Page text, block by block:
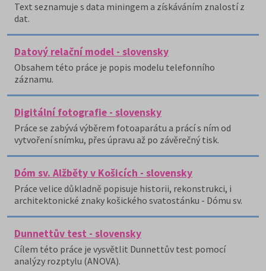
Text seznamuje s data miningem a získáváním znalostí z
dat.
Datový relační model - slovensky
Obsahem této práce je popis modelu telefonního
záznamu.
Digitální fotografie - slovensky
Práce se zabývá výběrem fotoaparátu a prácí s ním od
vytvoření snímku, přes úpravu až po závěrečný tisk.
Dóm sv. Alžběty v Košicích - slovensky
Práce velice důkladně popisuje historii, rekonstrukci, i
architektonické znaky košického svatostánku - Dómu sv.
Dunnettův test - slovensky
Cílem této práce je vysvětlit Dunnettův test pomocí
analýzy rozptylu (ANOVA).